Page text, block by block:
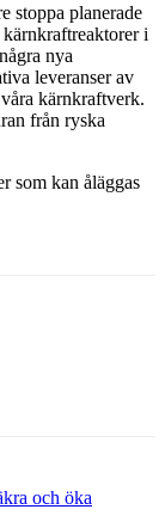
stoppa planerade
i
nya
leveranser av
kärnkraftverk.
från ryska
som kan åläggas
och öka